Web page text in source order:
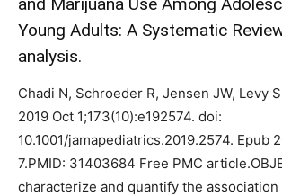
Young Adults: A Systematic
analysis.
Chadi N, Schroeder R, Jensen JW, Levy
2019 Oct 1;173(10):e192574. doi:
10.1001/jamapediatrics.2019.2574. Epub
7.PMID: 31403684 Free PMC
characterize and quantify the